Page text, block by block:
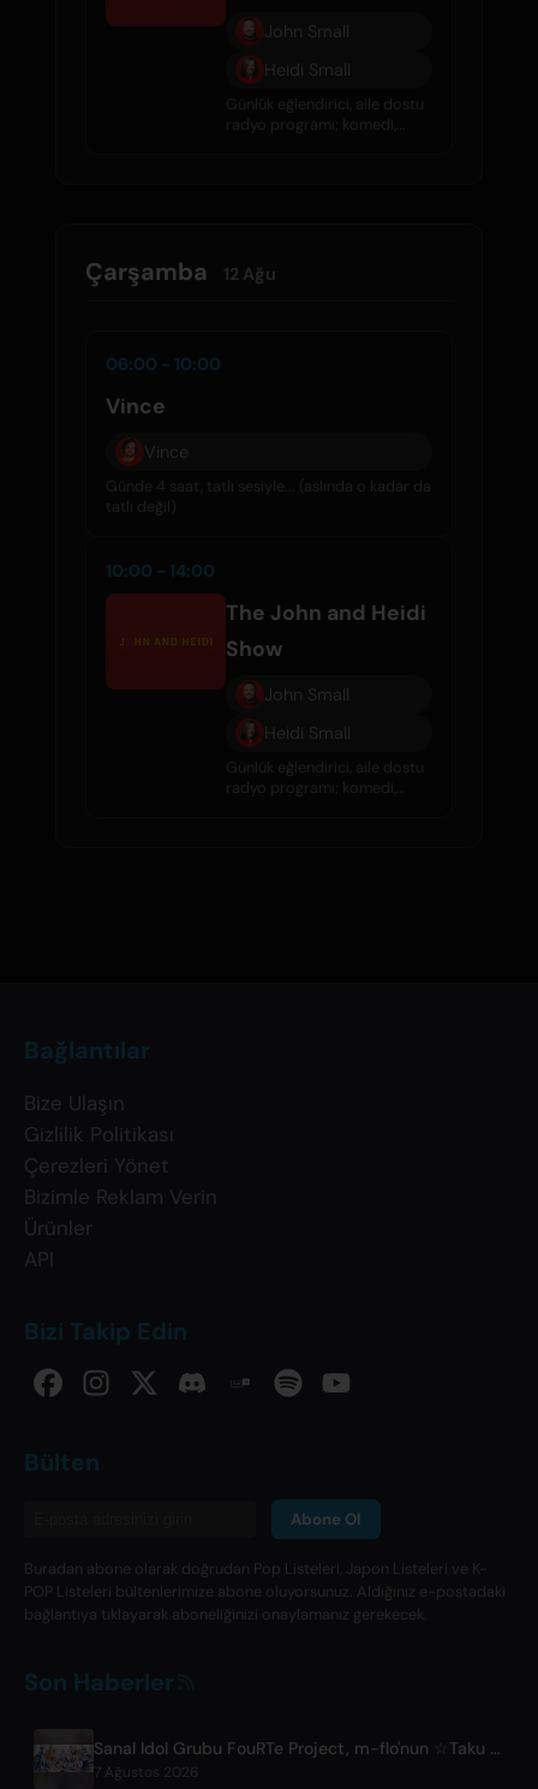
John Small
Heidi Small
Günlük eğlendirici, aile dostu
radyo programı; komedi,
Çarşamba 12 Ağu
06:00 - 10:00
Vince
Vince
Günde 4 saat, tatlı sesiyle... (aslında o kadar da
tatlı değil)
10:00 - 14:00
The John and Heidi
Show
John Small
Heidi Small
Günlük eğlendirici, aile dostu
radyo programı; komedi,
Bağlantılar
Bize Ulaşın
Gizlilik Politikası
Çerezleri Yönet
Bizimle Reklam Verin
Ürünler
API
Bizi Takip Edin
Bülten
Abone Ol
Buradan abone olarak doğrudan Pop Listeleri, Japon Listeleri ve K-
POP Listeleri bültenlerimize abone oluyorsunuz. Aldığınız e-postadaki
bağlantıya tıklayarak aboneliğinizi onaylamanız gerekecek.
Son Haberler
Sanal Idol Grubu FouRTe Project, m-flo'nun ☆Taku Takahashi'sı Tarafından Üretilen 'ALL IN' Albümüyle Çıkış Yaptı
7 Ağustos 2026